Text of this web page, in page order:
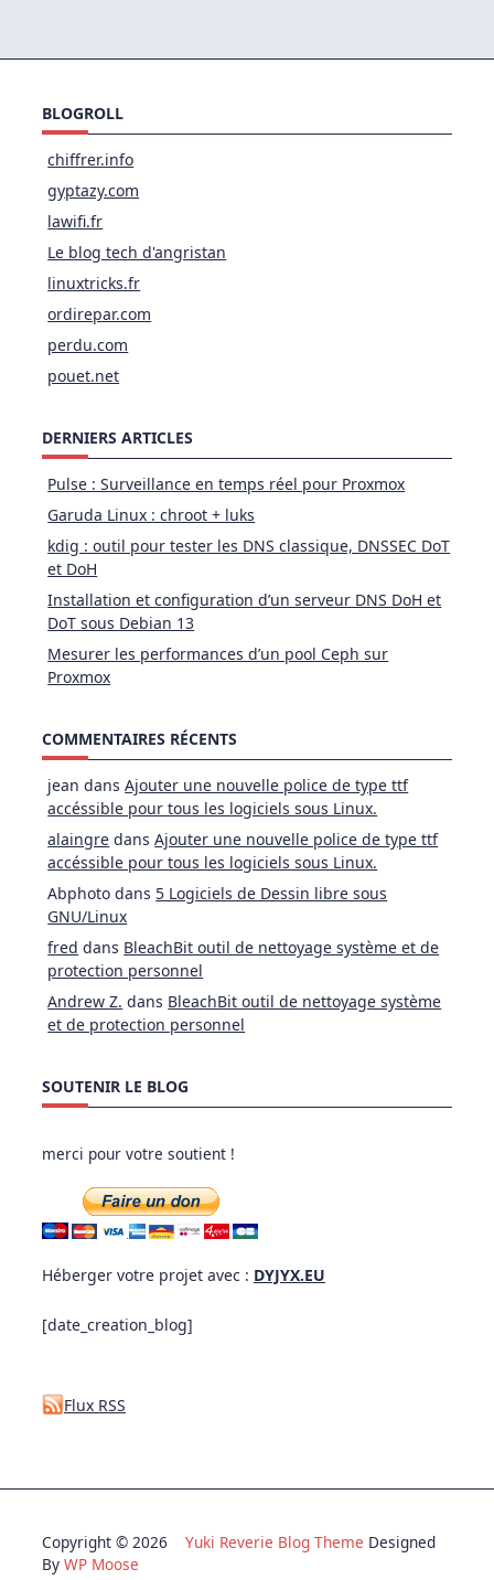
BLOGROLL
chiffrer.info
gyptazy.com
lawifi.fr
Le blog tech d'angristan
linuxtricks.fr
ordirepar.com
perdu.com
pouet.net
DERNIERS ARTICLES
Pulse : Surveillance en temps réel pour Proxmox
Garuda Linux : chroot + luks
kdig : outil pour tester les DNS classique, DNSSEC DoT
et DoH
Installation et configuration d’un serveur DNS DoH et
DoT sous Debian 13
Mesurer les performances d’un pool Ceph sur
Proxmox
COMMENTAIRES RÉCENTS
jean dansAjouter une nouvelle police de type ttf
accéssible pour tous les logiciels sous Linux.
alaingre dansAjouter une nouvelle police de type ttf
accéssible pour tous les logiciels sous Linux.
Abphoto dans 5 Logiciels de Dessin libre sous
GNU/Linux
fred dans BleachBit outil de nettoyage système et de
protection personnel
Andrew Z. dans BleachBit outil de nettoyage système
et de protection personnel
SOUTENIR LE BLOG
merci pour votre soutient !
Héberger votre projet avec : DYJYX.EU
[date_creation_blog]
Flux RSS
Copyright © 2026 Yuki Reverie Blog Theme Designed
By WP Moose